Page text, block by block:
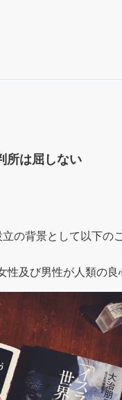
所は屈しない
の背景として以下の
性及び男性が人類の
者となってきた〉」
み終えた。
人じゃないんだと思い
だけ。